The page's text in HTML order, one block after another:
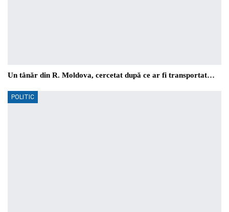
Un tânăr din R. Moldova, cercetat după ce ar fi transportat…
POLITIC